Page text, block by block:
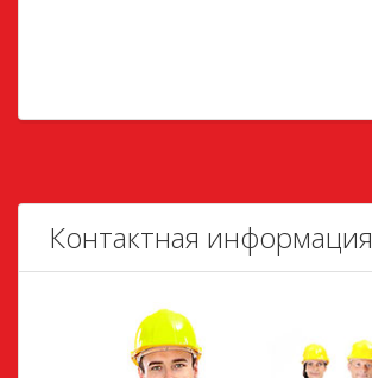
Контактная информация